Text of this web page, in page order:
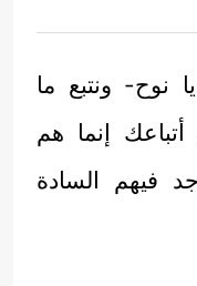
نوح- ونتبع ما
إنما هم
فيهم السادة